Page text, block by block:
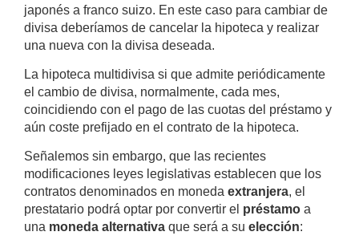
japonés a franco suizo. En este caso para cambiar de
divisa deberíamos de cancelar la hipoteca y realizar
una nueva con la divisa deseada.
La hipoteca multidivisa si que admite periódicamente
el cambio de divisa, normalmente, cada mes,
coincidiendo con el pago de las cuotas del préstamo y
aún coste prefijado en el contrato de la hipoteca.
Señalemos sin embargo, que las recientes
modificaciones leyes legislativas establecen que los
contratos denominados en moneda extranjera, el
prestatario podrá optar por convertir el préstamo a
una moneda alternativa que será a su elección: